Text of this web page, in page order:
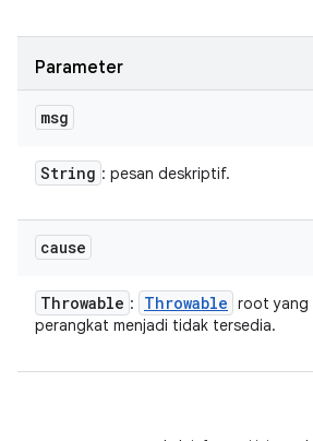
Parameter
msg
String : pesan deskriptif.
cause
Throwable : Throwable root yang
perangkat menjadi tidak tersedia.